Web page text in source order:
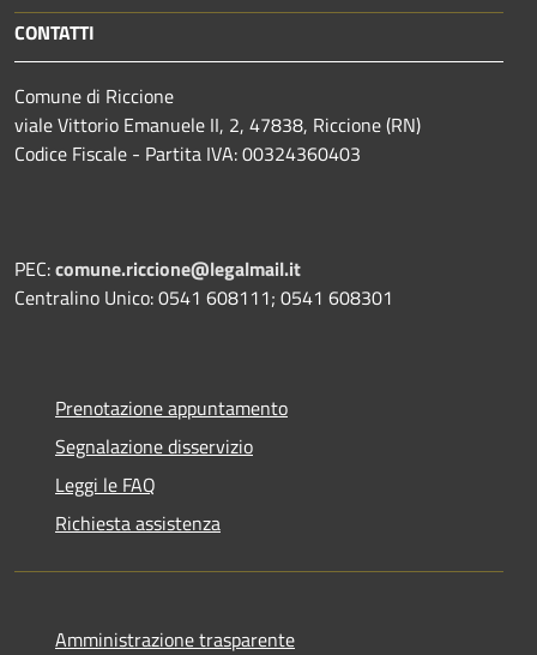
CONTATTI
Comune di Riccione
viale Vittorio Emanuele II, 2, 47838, Riccione (RN)
Codice Fiscale - Partita IVA: 00324360403
PEC:comune.riccione@legalmail.it
Centralino Unico: 0541 608111; 0541 608301
Prenotazione appuntamento
Segnalazione disservizio
Leggi le FAQ
Richiesta assistenza
Amministrazione trasparente